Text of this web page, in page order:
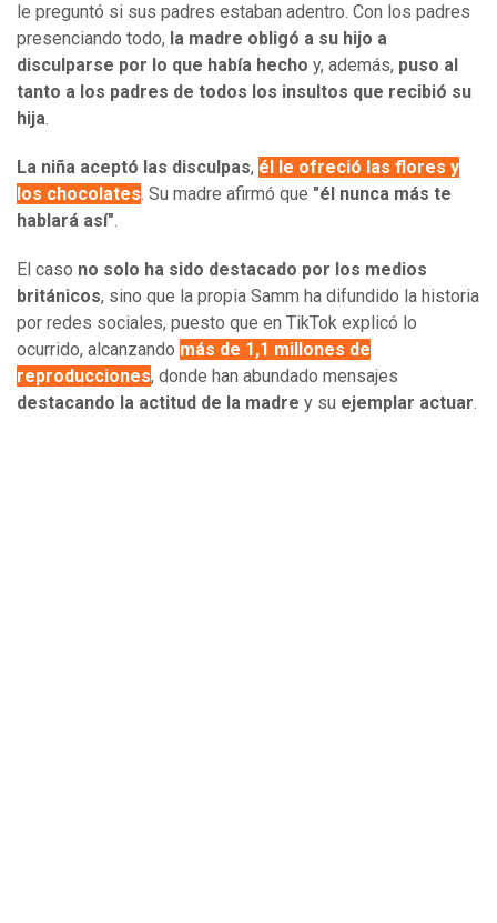
le preguntó si sus padres estaban adentro. Con los padres
presenciando todo, la madre obligó a su hijo a
disculparse por lo que había hecho y, además, puso al
tanto a los padres de todos los insultos que recibió su
hija.
La niña aceptó las disculpas, él le ofreció las flores y
los chocolates. Su madre afirmó que "él nunca más te
hablará así".
El caso no solo ha sido destacado por los medios
británicos, sino que la propia Samm ha difundido la historia
por redes sociales, puesto que en TikTok explicó lo
ocurrido, alcanzando más de 1,1 millones de
reproducciones, donde han abundado mensajes
destacando la actitud de la madre y su ejemplar actuar.